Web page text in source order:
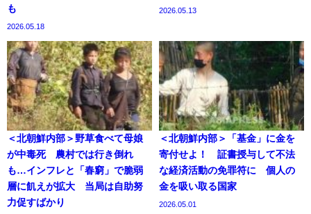
も
2026.05.18
2026.05.13
＜北朝鮮内部＞野草食べて母娘
が中毒死 農村では行き倒れ
も…インフレと「春窮」で脆弱
層に飢えが拡大 当局は自助努
力促すばかり
＜北朝鮮内部＞「基金」に金を
寄付せよ！ 証書授与して不法
な経済活動の免罪符に 個人の
金を吸い取る国家
2026.05.01